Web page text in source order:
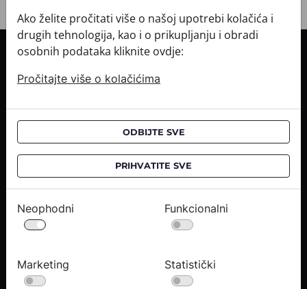
INFORMACIJE O KUPNJI
Informacije o dostavi
CROATA saloni
O NAMA
Kontaktirajte nas
Karijere
Uvjeti kupnje
Ako želite pročitati više o našoj upotrebi kolačića i
drugih tehnologija, kao i o prikupljanju i obradi
osobnih podataka kliknite ovdje:
Pročitajte više o kolačićima
ODBIJTE SVE
PRIHVATITE SVE
Neophodni Funkcionalni
Marketing Statistički